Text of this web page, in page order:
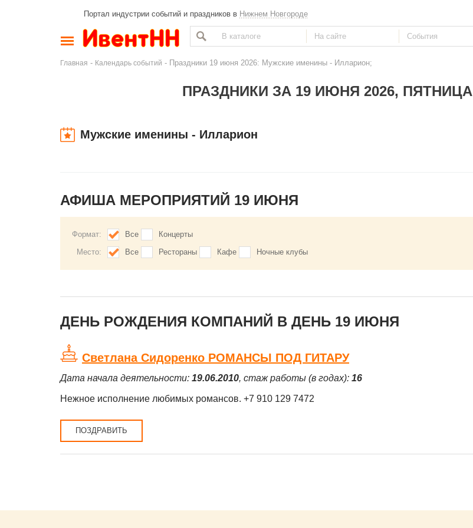
Портал индустрии событий и праздников в Нижнем Новгороде
Главная - Календарь событий - Праздники 19 июня 2026: Мужские именины - Илларион;
ПРАЗДНИКИ ЗА 19 ИЮНЯ 2026, ПЯТНИЦА
Мужские именины - Илларион
АФИША МЕРОПРИЯТИЙ 19 ИЮНЯ
Формат: Все
Концерты
Место:
Все Рестораны Кафе Ночные клубы
ДЕНЬ РОЖДЕНИЯ КОМПАНИЙ В ДЕНЬ 19 ИЮНЯ
Светлана Сидоренко РОМАНСЫ ПОД ГИТАРУ
Дата начала деятельности: 19.06.2010, стаж работы (в годах): 16
Нежное исполнение любимых романсов. +7 910 129 7472
ПОЗДРАВИТЬ